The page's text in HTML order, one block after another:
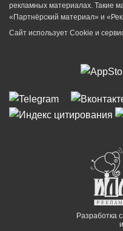
рекламных материалах. Такие
«Партнёрский материал» и
Сайт использует Cookie и
Разработка